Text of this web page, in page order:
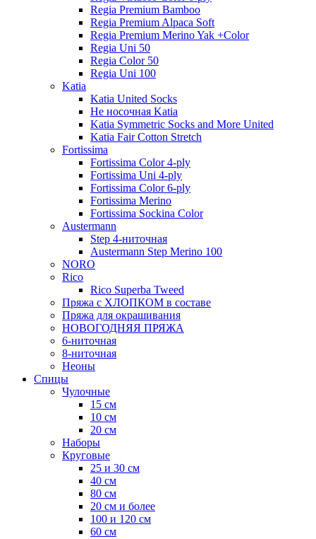
Regia Premium Bamboo
Regia Premium Alpaca Soft
Regia Premium Merino Yak +Color
Regia Uni 50
Regia Color 50
Regia Uni 100
Katia
Katia United Socks
Не носочная Katia
Katia Symmetric Socks and More United
Katia Fair Cotton Stretch
Fortissima
Fortissima Color 4-ply
Fortissima Uni 4-ply
Fortissima Color 6-ply
Fortissima Merino
Fortissima Sockina Color
Austermann
Step 4-ниточная
Austermann Step Merino 100
NORO
Rico
Rico Superba Tweed
Пряжа с ХЛОПКОМ в составе
Пряжа для окрашивания
НОВОГОДНЯЯ ПРЯЖА
6-ниточная
8-ниточная
Неоны
Спицы
Чулочные
15 см
10 см
20 см
Наборы
Круговые
25 и 30 см
40 см
80 см
20 см и более
100 и 120 см
60 см